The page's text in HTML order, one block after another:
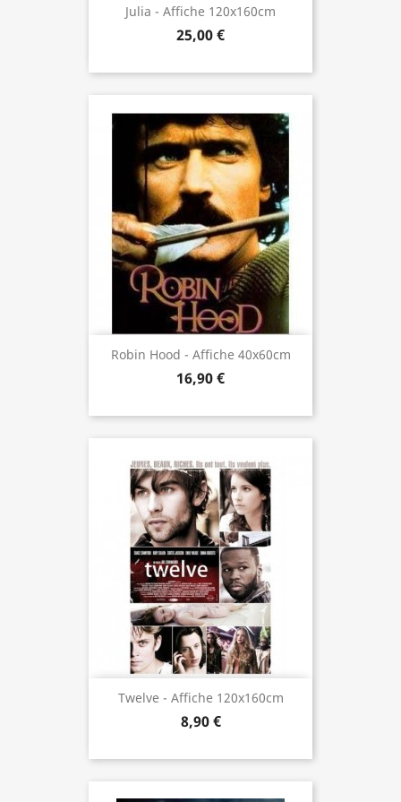
Julia - Affiche 120x160cm
25,00 €
Robin Hood - Affiche 40x60cm
16,90 €
Twelve - Affiche 120x160cm
8,90 €